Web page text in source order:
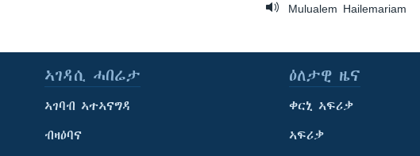
Mulualem Hailemariam
ኣገዳሲ ሓበሬታ
ኣገባብ ኣተኣናግዳ
ብዛዕባና
ዕለታዊ ዜና
ቀርኒ ኣፍሪቃ
ኣፍሪቃ